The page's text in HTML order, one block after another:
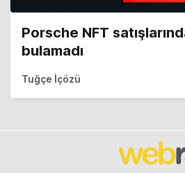
Porsche NFT
bulamadı
Tuğçe İçözü